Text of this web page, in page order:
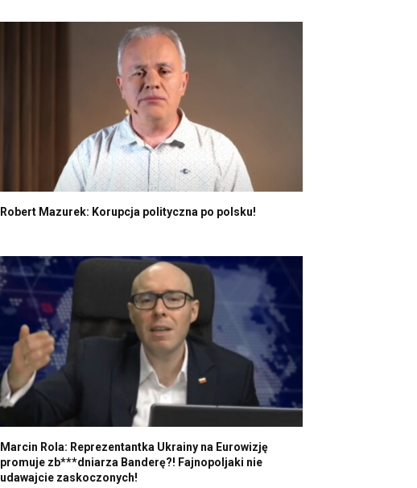
Robert Mazurek: Korupcja polityczna po polsku!
Marcin Rola: Reprezentantka Ukrainy na Eurowizję
promuje zb***dniarza Banderę?! Fajnopoljaki nie
udawajcie zaskoczonych!